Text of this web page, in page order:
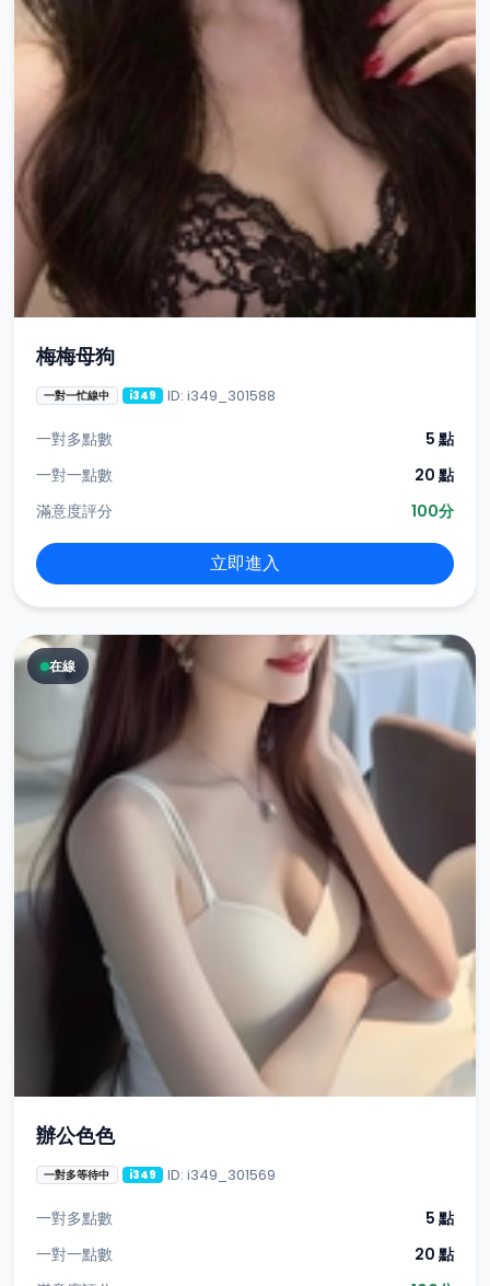
梅梅母狗
一對一忙線中 i349 ID: i349_301588
一對多點數
5 點
一對一點數
20 點
滿意度評分
100分
立即進入
在線
辦公色色
一對多等待中 i349 ID: i349_301569
一對多點數
5 點
一對一點數
20 點